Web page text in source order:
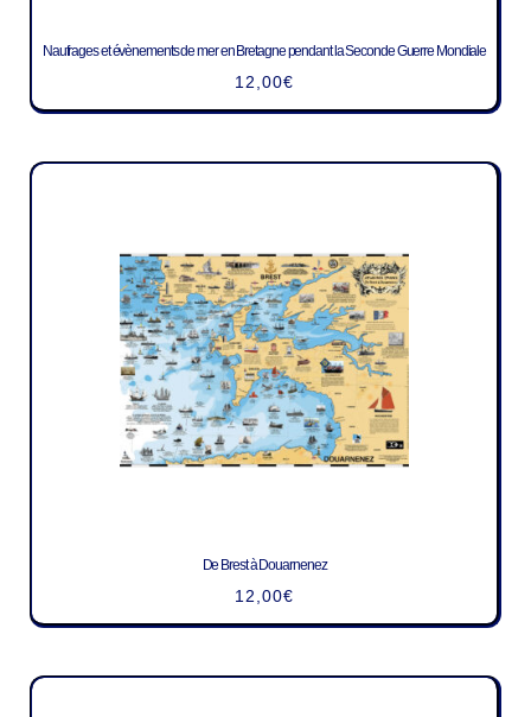
Naufrages et évènements de mer en Bretagne pendant la Seconde Guerre Mondiale
12,00€
De Brest à Douarnenez
12,00€